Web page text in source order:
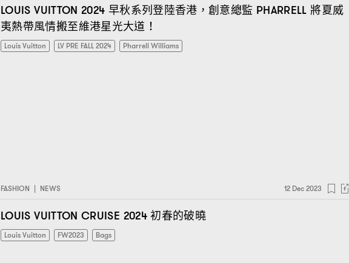
LOUIS VUITTON 2024 早秋系列登陸香港 ，創意總監 PHARRELL將夏威
夷熱帶風情搬至維港星光大道 ！
Louis Vuitton LV PRE FALL 2024 Pharrell Williams
FASHION | NEWS 12 Dec 2023
LOUIS VUITTON CRUISE 2024初春的破曉
Louis Vuitton FW2023 Bags